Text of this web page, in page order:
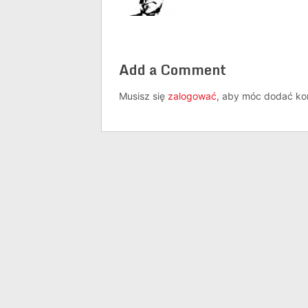
Add a Comment
Musisz się zalogować, aby móc dodać